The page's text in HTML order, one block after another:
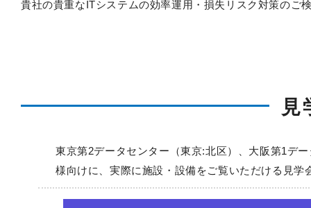
貴社の貴重なITシステムの効率運用・損失リスク対策のご
見
東京第2データセンター（東京:北区）、大阪第1デ
様向けに、実際に施設・設備をご覧いただける見学